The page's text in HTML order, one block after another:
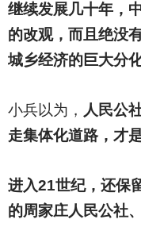
继续发展几十年，
的改观，而且绝没
城乡经济的巨大分化
小兵以为， 人民公
走集体化道路，才
进入21世纪，还保
的周家庄人民公社